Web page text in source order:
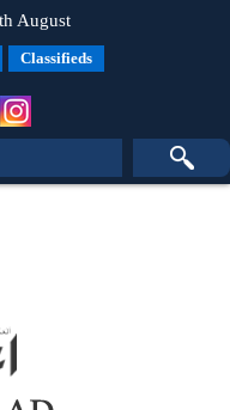
August
Classifieds